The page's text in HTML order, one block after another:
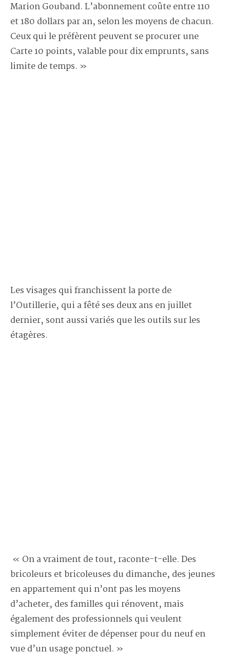
Marion Gouband. L’abonnement coûte entre 110
et 180 dollars par an, selon les moyens de chacun.
Ceux qui le préfèrent peuvent se procurer une
Carte 10 points, valable pour dix emprunts, sans
limite de temps. »
Les visages qui franchissent la porte de
l’Outillerie, qui a fêté ses deux ans en juillet
dernier, sont aussi variés que les outils sur les
étagères.
« On a vraiment de tout, raconte-t-elle. Des
bricoleurs et bricoleuses du dimanche, des jeunes
en appartement qui n’ont pas les moyens
d’acheter, des familles qui rénovent, mais
également des professionnels qui veulent
simplement éviter de dépenser pour du neuf en
vue d’un usage ponctuel. »